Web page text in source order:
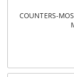
COUNTERS-